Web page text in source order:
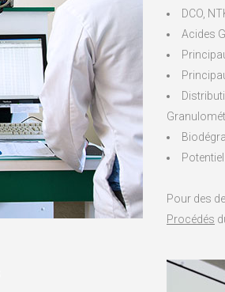
DCO,
Acides
Pour des
Procédés